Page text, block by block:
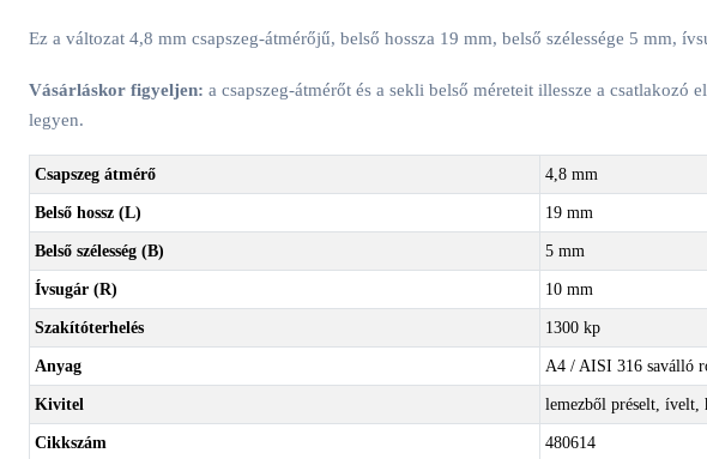
Ez a változat 4,8 mm csapszeg-átmérőjű, belső hossza 19 mm, belső szélessége 5 mm,
Vásárláskor figyeljen: a csapszeg-átmérőt és a sekli belső méreteit illessze a csatlakozó
legyen.
Csapszeg átmérő 4,8 mm
Belső hossz (L) 19 mm
Belső szélesség (B) 5 mm
Ívsugár (R) 10 mm
Szakítóterhelés 1300 kp
Anyag A4 / AISI 316 saválló
Kivitel lemezből préselt, ívelt,
Cikkszám 480614